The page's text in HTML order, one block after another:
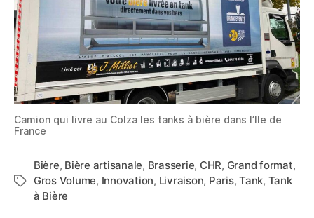
Camion qui livre au Colza les tanks à bière dans l’Ile de
France
Étiquettes
Bière, Bière artisanale, Brasserie, CHR, Grand format,
Gros Volume, Innovation, Livraison, Paris,Tank, Tank
à Bière